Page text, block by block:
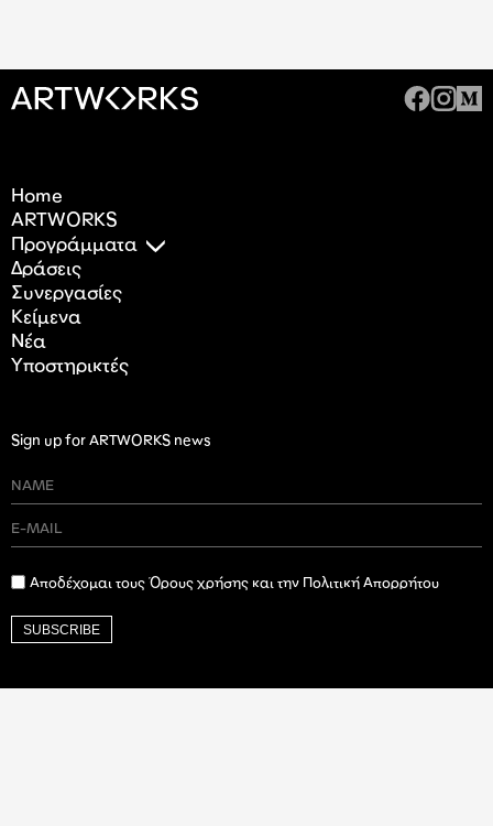
Home
ARTWORKS
Προγράμματα
Δράσεις
Συνεργασίες
Κείμενα
Nέα
Υποστηρικτές
Sign up for ARTWORKS news
Αποδέχομαι τους Όρους χρήσης και την Πολιτική Απορρήτου
SUBSCRIBE